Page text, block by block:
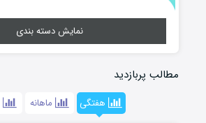
نمایش دسته بندی
مطالب پربازدید
هفتگی ماهانه